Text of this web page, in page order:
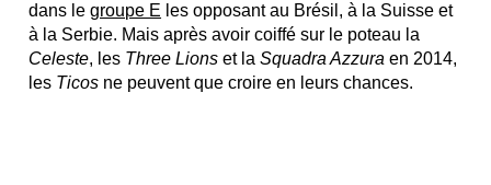
dans legroupe E les opposant au Brésil, à la Suisse et
à la Serbie. Mais après avoir coiffé sur le poteau la
Celeste, les Three Lions et laSquadra Azzura en 2014,
les Ticos ne peuvent que croire en leurs chances.